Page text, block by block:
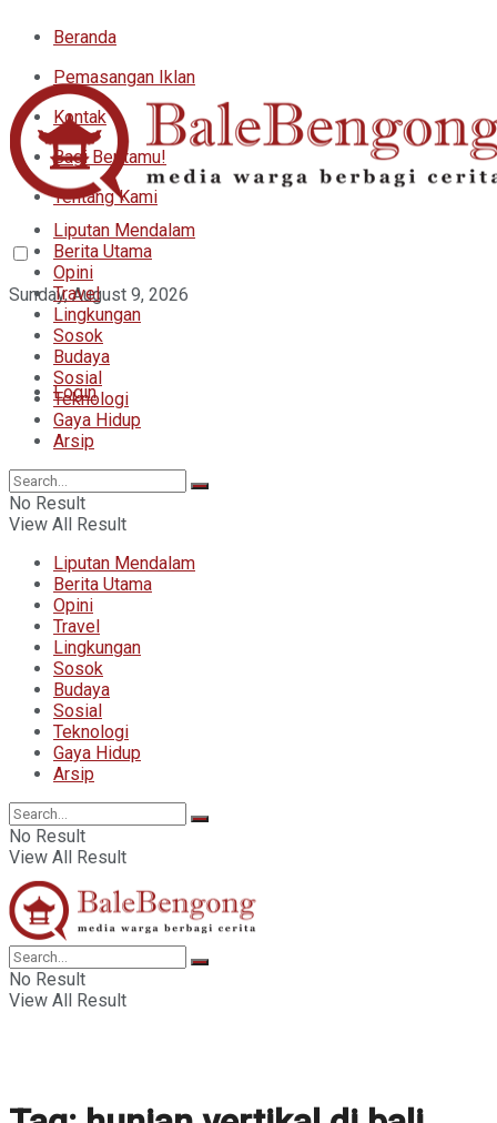
Beranda
Pemasangan Iklan
Kontak
Bagi Beritamu!
Tentang Kami
Sunday, August 9, 2026
Login
Liputan Mendalam
Berita Utama
Opini
Travel
Lingkungan
Sosok
Budaya
Sosial
Teknologi
Gaya Hidup
Arsip
No Result
View All Result
Liputan Mendalam
Berita Utama
Opini
Travel
Lingkungan
Sosok
Budaya
Sosial
Teknologi
Gaya Hidup
Arsip
No Result
View All Result
No Result
View All Result